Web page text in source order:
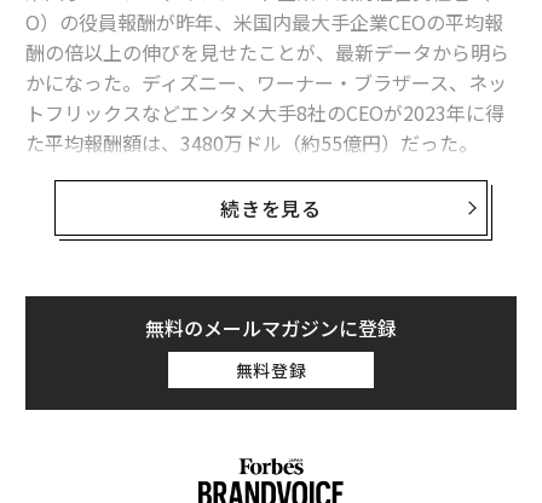
2026年9月号発売中
最新号の購入はこちらから
メンバーシップに登録する
マイクロソフト、『HI-FI RUSH』と『Redfall』の開発スタジオを閉鎖へ
『ホグワーツ・レガシー』と『Starfield』がゲーム賞で総スカンを食らっ
O）の役員報酬が昨年、米国内最大手企業CEOの平均報
酬の倍以上の伸びを見せたことが、最新データから明ら
かになった。ディズニー、ワーナー・ブラザース、ネッ
トフリックスなどエンタメ大手8社のCEOが2023年に得
た平均報酬額は、3480万ドル（約55億円）だった。
中でもエンタメ最大手5社（ワーナー・ブラザース、リ
バティメディア、ディズニー、ライオンズゲート、ネッ
った。
2022年と比べて報酬の伸びが最も大きかったのは、28
4％増となったライオンズゲートのジョン・フェルトハ
イマーCEOだ。総報酬額は560万ドル（約8億8500万
り、このうち1000万ドル（約15億8000万円）が現金賞
続きを見る
無料のメールマガジンに登録
無料登録